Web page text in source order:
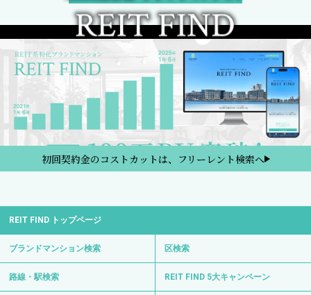
初回契約金のコストカットは、フリーレント検索へ
REIT FIND トップページ
ブランドマンション検索 区検索
路線・駅検索 REIT FIND 5大キャンペーン